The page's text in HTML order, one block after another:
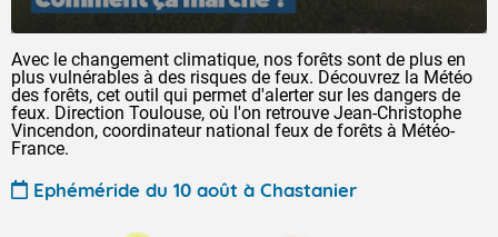
Avec le changement climatique, nos forêts sont de plus en
plus vulnérables à des risques de feux. Découvrez la Météo
des forêts, cet outil qui permet d'alerter sur les dangers de
feux. Direction Toulouse, où l'on retrouve Jean-Christophe
Vincendon, coordinateur national feux de forêts à Météo-
France.
Ephéméride du 10 août à Chastanier